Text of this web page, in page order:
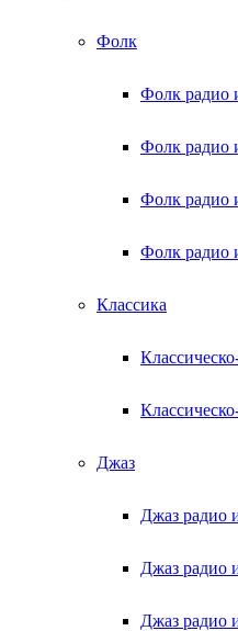
Фолк
Фолк радио
Фолк радио
Фолк
Фолк радио
Классика
Джаз
Джаз радио
Джаз радио
Джаз радио